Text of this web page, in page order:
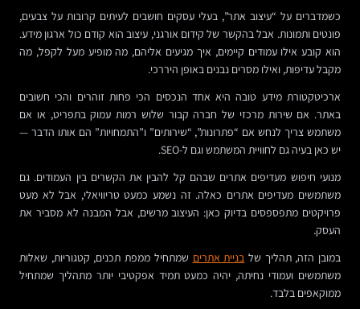
כשמדברים על “עיצוב אתר”, בעלי עסקים חושבים לעיתים קרובות על צבעים,
פונטים ותמונות. אבל בהקשר של קידום אורגני, עיצוב הוא קודם כול ארגון מידע.
הוא קובע אילו עמודים קיימים, איך מגיעים אליהם, מה מופיע מעל לקפל, מה
מקבל עדיפות, ואילו מסרים נבנים באופן היררכי.
ארכיטקטורת מידע טובה היא אחד הנכסים הכי פחות זוהרים והכי חשובים
באתר. אם שירות מרכזי של חברה קבור שלוש רמות עמוק בתפריט, או אם
משתמש צריך לנחש אם “פתרונות”, “שירותים” ו”התמחויות” הם אותו הדבר —
יש כאן בעיה גם לחוויית המשתמש וגם ל-SEO.
מנועי חיפוש מעדיפים אתרים שבהם קל להבין את הקשרים בין העמודים. גם
משתמשים מעדיפים אתרים כאלה. זה נשמע כמעט טריוויאלי, אבל לא מעט
פרויקטים מתפספסים בדיוק כאן: העיצוב מרשים, אבל המבנה לא מסביר את
העסק.
במובן הזה, תהליך של בניית אתרים שמתחיל ממפת תכנים, קטגוריות, שאלות
משתמשים ועמודי נחיתה, יהיה כמעט תמיד אפקטיבי יותר מתהליך שמתחיל
ממוקאפים בלבד.